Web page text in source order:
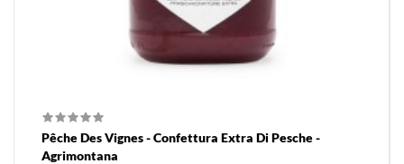
Pêche Des Vignes - Confettura Extra Di Pesche -
Agrimontana